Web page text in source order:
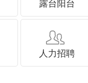
露台阳台
人力招聘